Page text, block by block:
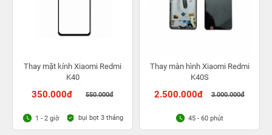
Thay mặt kính Xiaomi Redmi
K40
350.000đ 550.000đ
1 - 2 giờ bụi bọt 3 tháng
Thay màn hình Xiaomi Redmi
K40S
2.500.000đ 3.000.000đ
45 - 60 phút